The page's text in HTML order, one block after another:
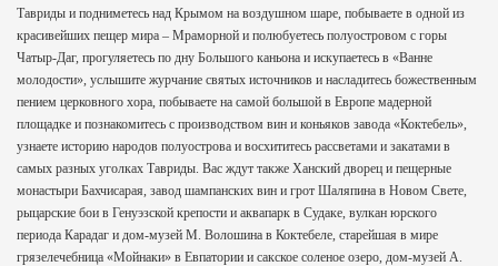
Тавриды и подниметесь над Крымом на воздушном шаре, побываете в одной из
красивейших пещер мира – Мраморной и полюбуетесь полуостровом с горы
Чатыр-Даг, прогуляетесь по дну Большого каньона и искупаетесь в «Ванне
молодости», услышите журчание святых источников и насладитесь божественным
пением церковного хора, побываете на самой большой в Европе мадерной
площадке и познакомитесь с производством вин и коньяков завода «Коктебель»,
узнаете историю народов полуострова и восхититесь рассветами и закатами в
самых разных уголках Тавриды. Вас ждут также Ханский дворец и пещерные
монастыри Бахчисарая, завод шампанских вин и грот Шаляпина в Новом Свете,
рыцарские бои в Генуэзской крепости и аквапарк в Судаке, вулкан юрского
периода Карадаг и дом-музей М. Волошина в Коктебеле, старейшая в мире
грязелечебница «Мойнаки» в Евпатории и сакское соленое озеро, дом-музей А.